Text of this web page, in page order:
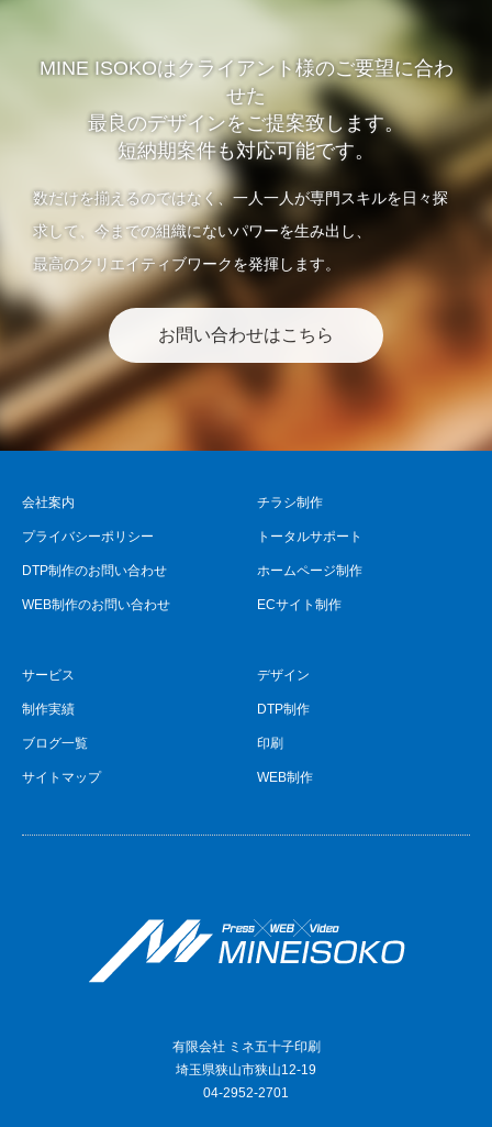
MINE ISOKOはクライアント様のご要望に合わ
せた
最良のデザインをご提案致します。
短納期案件も対応可能です。
数だけを揃えるのではなく、一人一人が専門スキルを日々探
求して、今までの組織にないパワーを生み出し、
最高のクリエイティブワークを発揮します。
お問い合わせはこちら
会社案内
プライバシーポリシー
DTP制作のお問い合わせ
WEB制作のお問い合わせ
チラシ制作
トータルサポート
ホームページ制作
ECサイト制作
サービス
制作実績
ブログ一覧
サイトマップ
デザイン
DTP制作
印刷
WEB制作
有限会社 ミネ五十子印刷
埼玉県狭山市狭山12-19
04-2952-2701